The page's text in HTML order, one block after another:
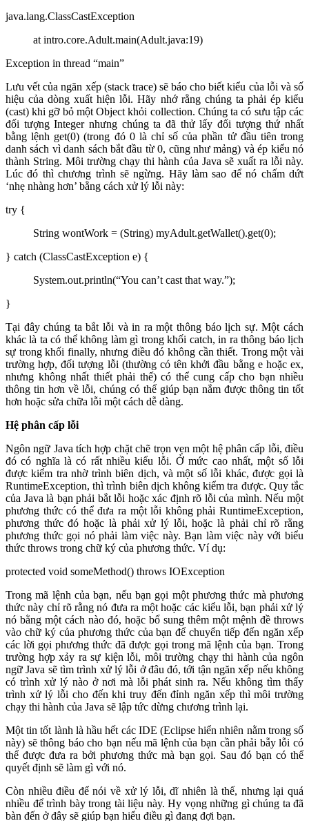
java.lang.ClassCastException
at intro.core.Adult.main(Adult.java:19)
Exception in thread “main”
Lưu vết của ngăn xếp (stack trace) sẽ báo cho biết kiểu của lỗi và số
hiệu của dòng xuất hiện lỗi. Hãy nhớ rằng chúng ta phải ép kiểu
(cast) khi gỡ bỏ một Object khỏi collection. Chúng ta có sưu tập các
đối tượng Integer nhưng chúng ta đã thử lấy đối tượng thứ nhất
bằng lệnh get(0) (trong đó 0 là chỉ số của phần tử đầu tiên trong
danh sách vì danh sách bắt đầu từ 0, cũng như mảng) và ép kiểu nó
thành String. Môi trường chạy thi hành của Java sẽ xuất ra lỗi này.
Lúc đó thì chương trình sẽ ngừng. Hãy làm sao để nó chấm dứt
‘nhẹ nhàng hơn’ bằng cách xử lý lỗi này:
try {
String wontWork = (String) myAdult.getWallet().get(0);
} catch (ClassCastException e) {
System.out.println(“You can’t cast that way.”);
}
Tại đây chúng ta bắt lỗi và in ra một thông báo lịch sự. Một cách
khác là ta có thể không làm gì trong khối catch, in ra thông báo lịch
sự trong khối finally, nhưng điều đó không cần thiết. Trong một vài
trường hợp, đối tượng lỗi (thường có tên khởi đầu bằng e hoặc ex,
nhưng không nhất thiết phải thế) có thể cung cấp cho bạn nhiều
thông tin hơn về lỗi, chúng có thể giúp bạn nắm được thông tin tốt
hơn hoặc sửa chữa lỗi một cách dễ dàng.
Hệ phân cấp lỗi
Ngôn ngữ Java tích hợp chặt chẽ trọn vẹn một hệ phân cấp lỗi, điều
đó có nghĩa là có rất nhiều kiểu lỗi. Ở mức cao nhất, một số lỗi
được kiểm tra nhờ trình biên dịch, và một số lỗi khác, được gọi là
RuntimeException, thì trình biên dịch không kiểm tra được. Quy tắc
của Java là bạn phải bắt lỗi hoặc xác định rõ lỗi của mình. Nếu một
phương thức có thể đưa ra một lỗi không phải RuntimeException,
phương thức đó hoặc là phải xử lý lỗi, hoặc là phải chỉ rõ rằng
phương thức gọi nó phải làm việc này. Bạn làm việc này với biểu
thức throws trong chữ ký của phương thức. Ví dụ:
protected void someMethod() throws IOException
Trong mã lệnh của bạn, nếu bạn gọi một phương thức mà phương
thức này chỉ rõ rằng nó đưa ra một hoặc các kiểu lỗi, bạn phải xử lý
nó bằng một cách nào đó, hoặc bổ sung thêm một mệnh đề throws
vào chữ ký của phương thức của bạn để chuyển tiếp đến ngăn xếp
các lời gọi phương thức đã được gọi trong mã lệnh của bạn. Trong
trường hợp xảy ra sự kiện lỗi, môi trường chạy thi hành của ngôn
ngữ Java sẽ tìm trình xử lý lỗi ở đâu đó, tới tận ngăn xếp nếu không
có trình xử lý nào ở nơi mà lỗi phát sinh ra. Nếu không tìm thấy
trình xử lý lỗi cho đến khi truy đến đỉnh ngăn xếp thì môi trường
chạy thi hành của Java sẽ lập tức dừng chương trình lại.
Một tin tốt lành là hầu hết các IDE (Eclipse hiển nhiên nằm trong số
này) sẽ thông báo cho bạn nếu mã lệnh của bạn cần phải bẫy lỗi có
thể được đưa ra bởi phương thức mà bạn gọi. Sau đó bạn có thể
quyết định sẽ làm gì với nó.
Còn nhiều điều để nói về xử lý lỗi, dĩ nhiên là thế, nhưng lại quá
nhiều để trình bày trong tài liệu này. Hy vọng những gì chúng ta đã
bàn đến ở đây sẽ giúp bạn hiểu điều gì đang đợi bạn.